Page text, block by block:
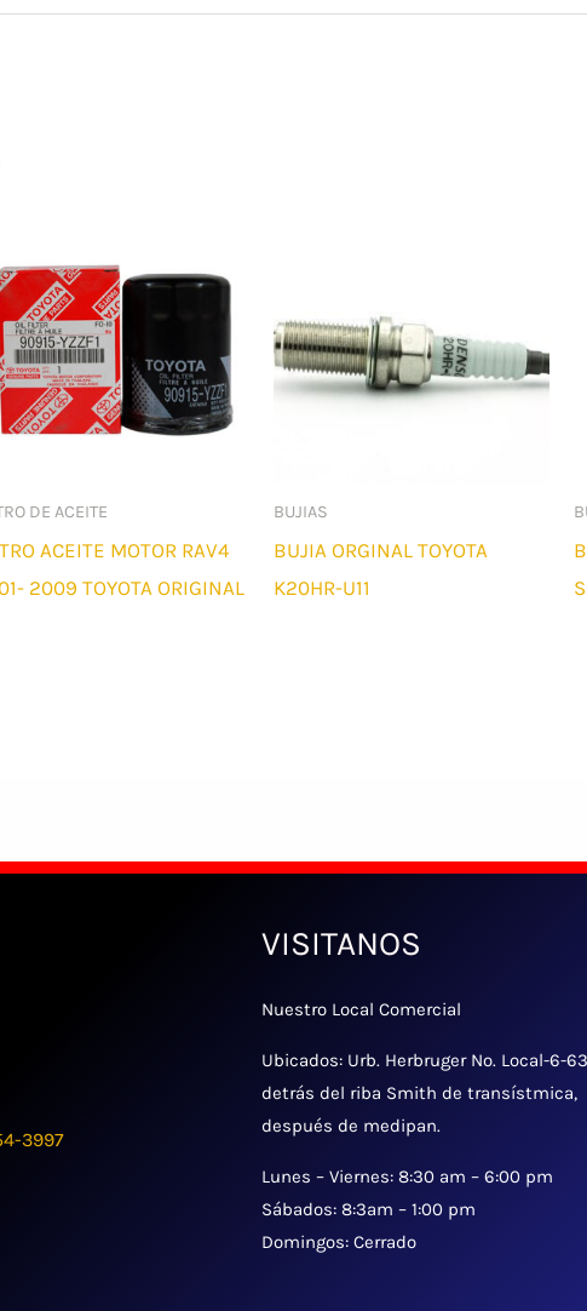
DE ACEITE
ACEITE MOTOR RAV4
2009 TOYOTA ORIGINAL
BUJIAS
BUJIA ORGINAL TOYOTA
K20HR-U11
3997
VISITANOS
Nuestro Local Comercial
Ubicados: Urb. Herbruger No. Local-6-
detrás del riba Smith de transístmica,
después de medipan.
Lunes – Viernes: 8:30 am – 6:00 pm
Sábados: 8:3am – 1:00 pm
Domingos: Cerrado